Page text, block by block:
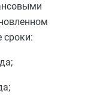
сроки: